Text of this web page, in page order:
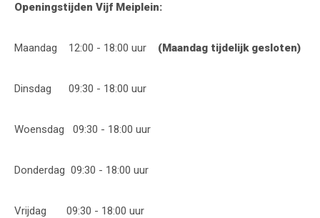
Openingstijden Vijf Meiplein:
Maandag 12:00 - 18:00 uur (Maandag tijdelijk gesloten)
Dinsdag 09:30 - 18:00 uur
Woensdag 09:30 - 18:00 uur
Donderdag 09:30 - 18:00 uur
Vrijdag 09:30 - 18:00 uur